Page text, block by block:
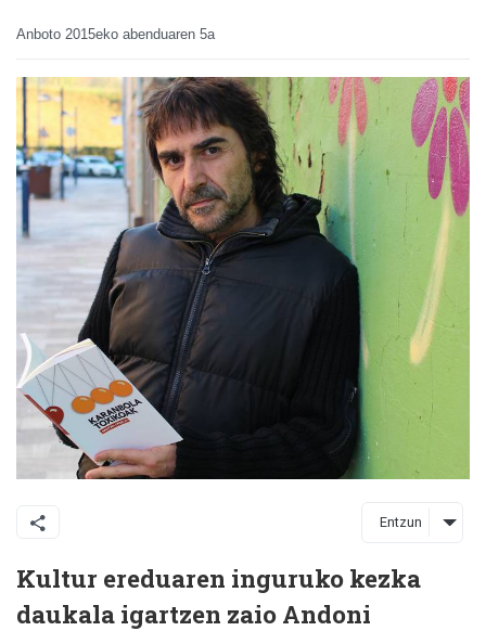
Anboto 2015eko abenduaren 5a
Entzun
Kultur ereduaren inguruko kezka
daukala igartzen zaio Andoni